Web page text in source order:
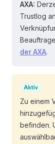
AXA:
Trustlog
der AXA.
Zu einem
befinden.